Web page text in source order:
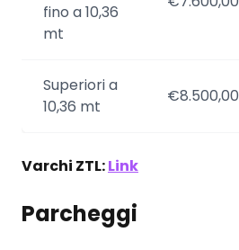
fino a 10,36
mt
Superiori a
10,36 mt
€8.500,00
Varchi ZTL:Link
Parcheggi